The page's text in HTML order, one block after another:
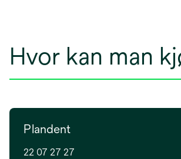
Hvor kan man
Plandent
22 07 27 27